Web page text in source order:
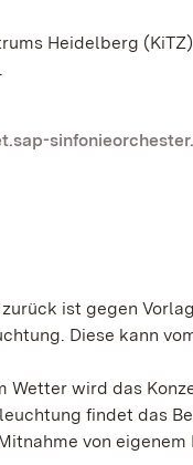
Heidelberg
ist gegen
Diese kann
wird das
findet das
von eigenem